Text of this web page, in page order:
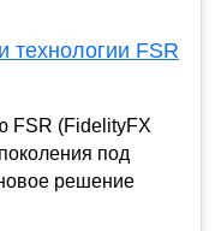
технологии FSR
FSR (FidelityFX
под
решение